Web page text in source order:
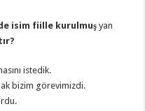
isim fiille kurulmuşyan
istedik.
bizim görevimizdi.